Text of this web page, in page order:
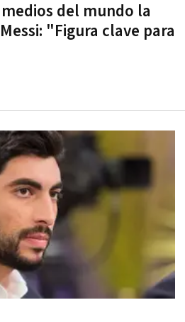
del mundo la
"Figura clave para